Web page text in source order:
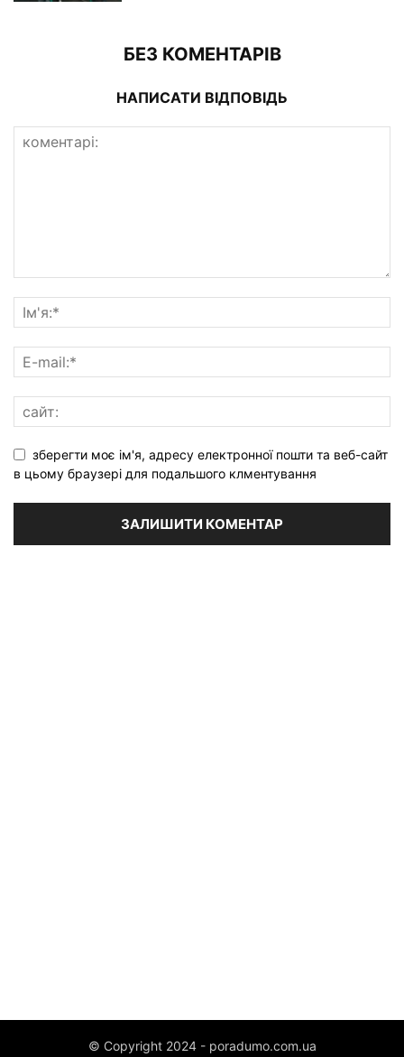
БЕЗ КОМЕНТАРІВ
НАПИСАТИ ВІДПОВІДЬ
зберегти моє ім'я, адресу електронної пошти та веб-сайт
в цьому браузері для подальшого клментування
© Copyright 2024 - poradumo.com.ua